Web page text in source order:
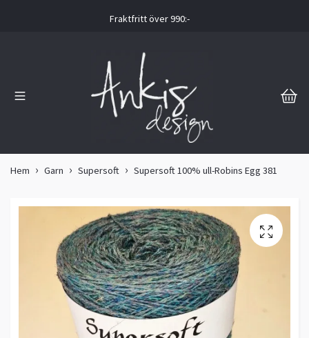
Fraktfritt över 990:-
Hem Garn Supersoft Supersoft 100% ull-Robins Egg 381